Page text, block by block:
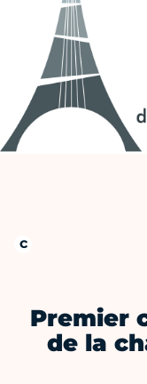
Premier
de la